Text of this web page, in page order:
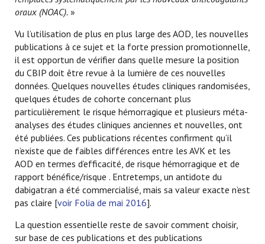
oraux (NOAC). »
Vu l’utilisation de plus en plus large des AOD, les nouvelles
publications à ce sujet et la forte pression promotionnelle,
il est opportun de vérifier dans quelle mesure la position
du CBIP doit être revue à la lumière de ces nouvelles
données. Quelques nouvelles études cliniques randomisées,
quelques études de cohorte concernant plus
particulièrement le risque hémorragique et plusieurs méta-
analyses des études cliniques anciennes et nouvelles, ont
été publiées. Ces publications récentes confirment qu’il
n’existe que de faibles différences entre les AVK et les
AOD en termes d’efficacité, de risque hémorragique et de
rapport bénéfice/risque . Entretemps, un antidote du
dabigatran a été commercialisé, mais sa valeur exacte n’est
pas claire [voir Folia de mai 2016].
La question essentielle reste de savoir comment choisir,
sur base de ces publications et des publications